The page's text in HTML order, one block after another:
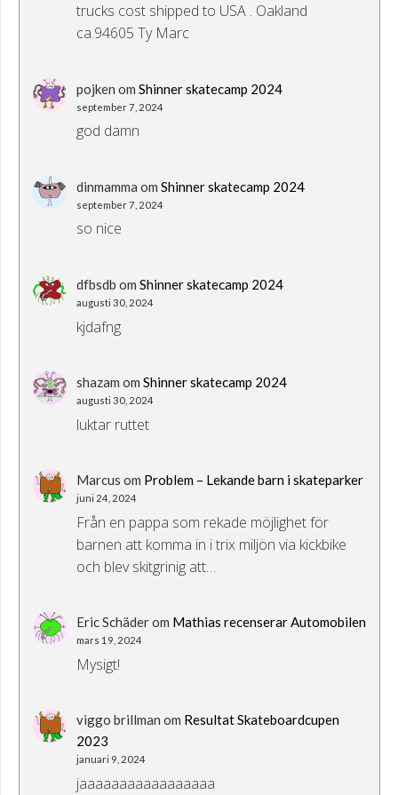
trucks cost shipped to USA . Oakland
ca.94605 Ty Marc
pojken om Shinner skatecamp 2024
september 7, 2024
god damn
dinmamma om Shinner skatecamp 2024
september 7, 2024
so nice
dfbsdb om Shinner skatecamp 2024
augusti 30, 2024
kjdafng
shazam om Shinner skatecamp 2024
augusti 30, 2024
luktar ruttet
Marcus om Problem – Lekande barn i skateparker
juni 24, 2024
Från en pappa som rekade möjlighet för
barnen att komma in i trix miljön via kickbike
och blev skitgrinig att…
Eric Schäderom Mathias recenserar Automobilen
mars 19, 2024
Mysigt!
viggo brillman om Resultat Skateboardcupen
2023
januari 9, 2024
jaaaaaaaaaaaaaaaaa